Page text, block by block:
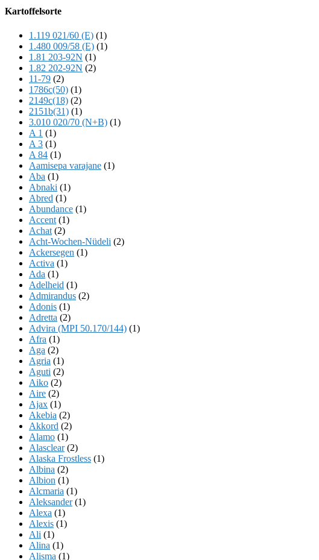
Content
Kartoffelsorte
1.119 021/60 (E) (1)
1.480 009/58 (E) (1)
1.81 203-92N (1)
1.82 202-92N (2)
11-79 (2)
1786c(50) (1)
2149c(18) (2)
2151b(31) (1)
3.010 020/70 (N+B) (1)
A 1 (1)
A 3 (1)
A 84 (1)
Aamisepa varajane (1)
Aba (1)
Abnaki (1)
Abred (1)
Abundance (1)
Accent (1)
Achat (2)
Acht-Wochen-Nüdeli (2)
Ackersegen (1)
Activa (1)
Ada (1)
Adelheid (1)
Admirandus (2)
Adonis (1)
Adretta (2)
Advira (MPI 50.170/144) (1)
Afra (1)
Aga (2)
Agria (1)
Aguti (2)
Aiko (2)
Aire (2)
Ajax (1)
Akebia (2)
Akkord (2)
Alamo (1)
Alasclear(2)
Alaska Frostless (1)
Albina (2)
Albion (1)
Alcmaria (1)
Aleksander(1)
Alexa (1)
Alexis (1)
Ali (1)
Alina (1)
Alisma (1)